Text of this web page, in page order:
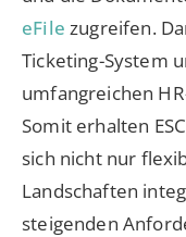
eFile zugreifen.
Ticketing-System
umfangreichen
Somit erhalten
sich nicht nur
Landschaften
steigenden